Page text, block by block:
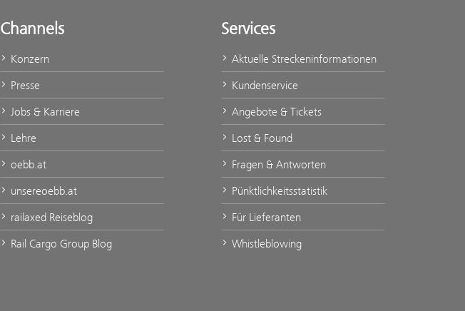
Channels
Konzern
Presse
Jobs & Karriere
Lehre
oebb.at
unsereoebb.at
railaxed Reiseblog
Rail Cargo Group Blog
Services
Aktuelle Streckeninformationen
Kundenservice
Angebote & Tickets
Lost & Found
Fragen & Antworten
Pünktlichkeitsstatistik
Für Lieferanten
Whistleblowing